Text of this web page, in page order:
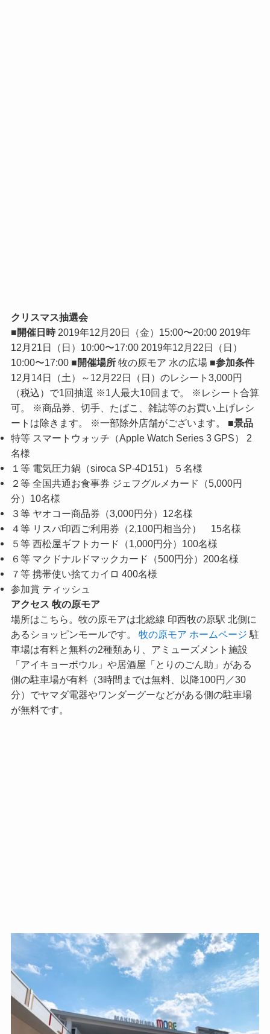
クリスマス抽選会
■開催日時2019年12月20日（金）15:00〜20:00 2019年
12月21日（日）10:00〜17:00 2019年12月22日（日）
10:00〜17:00 ■開催場所牧の原モア 水の広場 ■参加条件
12月14日（土）～12月22日（日）のレシート3,000円
（税込）で1回抽選 ※1人最大10回まで。 ※レシート合算
可。 ※商品券、切手、たばこ、雑誌等のお買い上げレシ
ートは除きます。 ※一部除外店舗がございます。 ■景品
特等 スマートウォッチ（Apple Watch Series 3 GPS） 2
名様
１等 電気圧力鍋（siroca SP-4D151）５名様
２等 全国共通お食事券 ジェフグルメカード（5,000円
分）10名様
３等 ヤオコー商品券（3,000円分）12名様
４等 リスパ印西ご利用券（2,100円相当分） 15名様
５等 西松屋ギフトカード（1,000円分）100名様
６等 マクドナルドマックカード（500円分）200名様
７等 携帯使い捨てカイロ 400名様
参加賞 ティッシュ
アクセス 牧の原モア
場所はこちら。牧の原モアは北総線 印西牧の原駅 北側に
あるショッピンモールです。 牧の原モア ホームページ 駐
車場は有料と無料の2種類あり、アミューズメント施設
「アイキョーボウル」や居酒屋「とりのごん助」がある
側の駐車場が有料（3時間までは無料、以降100円／30
分）でヤマダ電器やワンダーグーなどがある側の駐車場
が無料です。